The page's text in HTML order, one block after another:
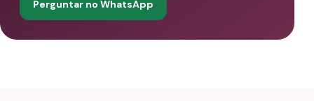
Perguntar no WhatsApp